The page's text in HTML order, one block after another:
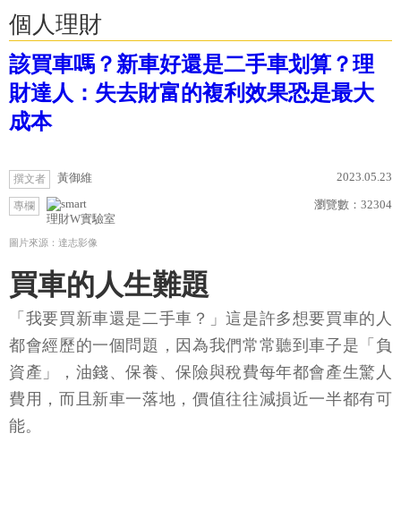
個人理財
該買車嗎？新車好還是二手車划算？理
財達人：失去財富的複利效果恐是最大
成本
撰文者 黃御維 2023.05.23
專欄
理財W實驗室
瀏覽數： 32304
圖片來源：達志影像
買車的人生難題
「我要買新車還是二手車？」這是許多想要買車的人
都會經歷的一個問題，因為我們常常聽到車子是「負
資產」，油錢、保養、保險與稅費每年都會產生驚人
費用，而且新車一落地，價值往往減損近一半都有可
能。